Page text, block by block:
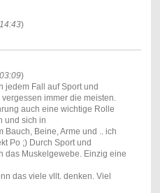
)
)
jedem Fall auf Sport und
immer die meisten.
auch eine wichtige Rolle
und sich in
Bauch, Beine, Arme und .. ich
Po ;) Durch Sport und
das Muskelgewebe. Einzig eine
das viele vllt. denken. Viel